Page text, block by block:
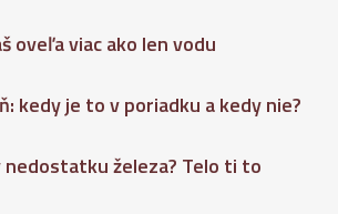
oveľa viac ako len vodu
kedy je to v poriadku a kedy nie?
nedostatku železa? Telo ti to